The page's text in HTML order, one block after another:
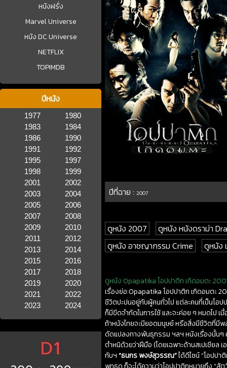
หนังฝรั่ง
Marvel Universe
หนัง DC Universe
NETFLIX
TOPIMDB
ปีหนัง
1977
1980
1983
1984
1986
1990
1991
1992
1995
1997
1998
1999
2001
2002
2003
2004
2005
2006
2007
2008
2009
2010
2011
2012
2013
2014
2015
2016
2017
2018
2019
2020
2021
2022
2023
2024
ปีที่ฉาย :2007
ดูหนัง 2007
ดูหนัง หนังดราม่า
ดูหนัง อาชญากรรม Crime
ดูหนัง
ดูหนัง Opapatika โอปปาติก เกิดอมตะ
เรื่องย่อ:Opapatika โอปปาติก เกิดอมตะ
ชีวิตปะปนอยู่กับผู้คนทั่วไป แต่ละคนที่เป็นโอ
ก็มีขีดจำกัดในการใช้ และจะค่อย ๆ หมดไป เ
ถ้าหนังไทยจะมียอดมนุษย์ หรือสิ่งมีชีวิตที่มี
ดัดแปลงทางพันธุกรรม ฯลฯ หนังเรื่องนั้น
ตำหนิด้วยว่าฝีมือ (โดยเฉพาะด้านสเปเชียล
กับฯ“ธนกร พงษ์สุวรรณ”ได้ดีไซน์ “โอปป